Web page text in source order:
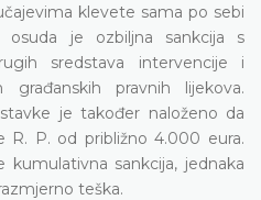
klevete sama po sebi
osuda je ozbiljna sankcija s
sredstava intervencije i
građanskih pravnih lijekova.
je također naloženo da
R. P. od približno 4.000 eura.
sankcija, jednaka
teška.